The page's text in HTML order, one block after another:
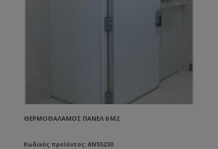
ΘΕΡΜΟΘΆΛΑΜΟΣ ΠΆΝΕΛ 6 M2
Κωδικός προϊόντος: AN55230